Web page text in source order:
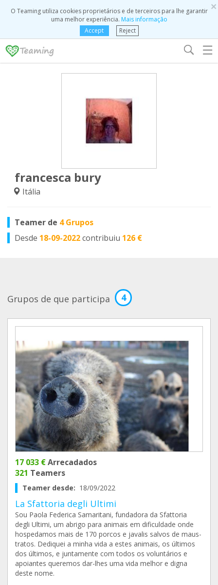
×
O Teaming utiliza cookies proprietários e de terceiros para lhe garantir
uma melhor experiência. Mais informação
Accept
Reject
☰
francesca bury
Itália
Teamer de 4 Grupos
Desde 18-09-2022contribuiu 126 €
Grupos de que participa 4
17 033 €Arrecadados
321 Teamers
Teamer desde: 18/09/2022
La Sfattoria degli Ultimi
Sou Paola Federica Samaritani, fundadora da Sfattoria
degli Ultimi, um abrigo para animais em dificuldade onde
hospedamos mais de 170 porcos e javalis salvos de maus-
tratos. Dediquei a minha vida a estes animais, os últimos
dos últimos, e juntamente com todos os voluntários e
apoiantes queremos dar-lhes uma vida melhor e digna
deste nome.